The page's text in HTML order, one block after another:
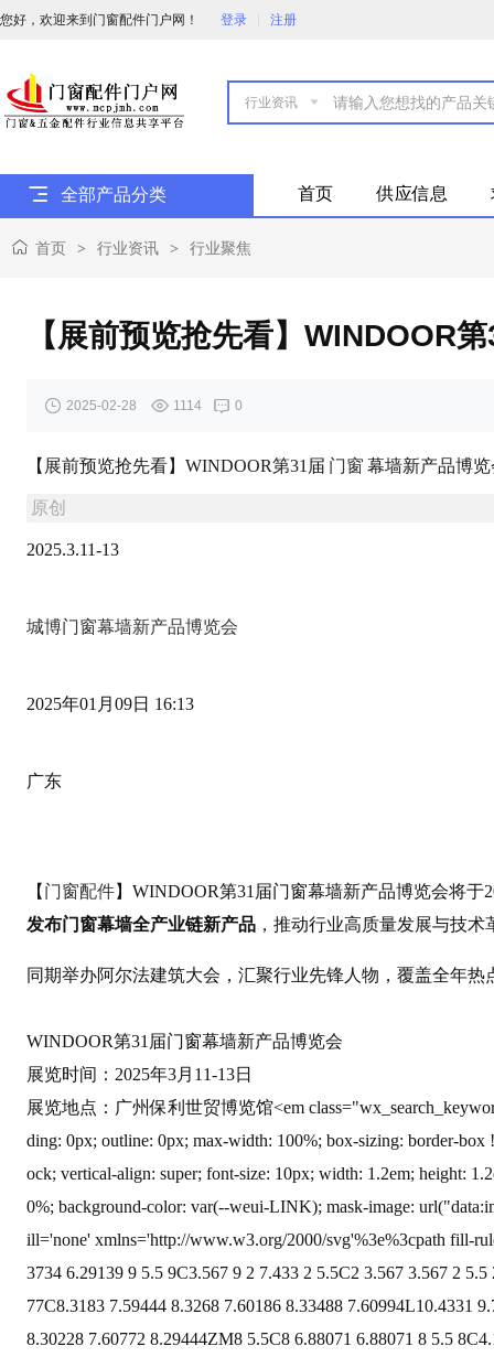
您好，欢迎来到门窗配件门户网！ 登录 注册

全部产品分类 首页 供应信息
首页 > 行业资讯 > 行业聚焦
【展前预览抢先看】WINDOOR
2025-02-28 1114 0
【展前预览抢先看】WINDOOR第31届 门窗 幕墙新产品博览
原创
2025.3.11-13
城博门窗幕墙新产品博览会
2025年01月09日 16:13
广东
【 门窗配件】WINDOOR第31届门窗幕墙新产品博览会将于
发布门窗幕墙全产业链新产品 ，推动行业高质量发展与技术
同期举办阿尔法建筑大会，汇聚行业先锋人物，覆盖全年
WINDOOR第31届门窗幕墙新产品博览会
展览时间：2025年3月11-13日
展览地点：广州保利世贸博览馆<em
ding: 0px; outline: 0px; max-width: 100%; box-sizing: border-box
ock; vertical-align: super; font-size: 10px; width: 1.2em; height:
0%; background-color: var(--weui-LINK); mask-image: url("d
ill='none' xmlns='http://www.w3.org/2000/svg'%3e%3cpath fill-
3734 6.29139 9 5.5 9C3.567 9 2 7.433 2 5.5C2 3.567 3.567 2
77C8.3183 7.59444 8.3268 7.60186 8.33488 7.60994L10.4331
8.30228 7.60772 8.29444ZM8 5.5C8 6.88071 6.88071 8 5.5